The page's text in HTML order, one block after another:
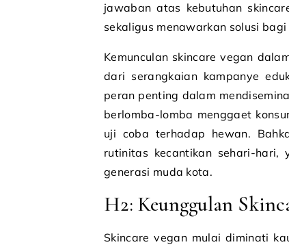
jawaban atas kebutuhan
sekaligus menawarkan solusi
Kemunculan skincare vegan
dari serangkaian kampanye
peran penting dalam
berlomba-lomba menggaet
uji coba terhadap hewan.
rutinitas kecantikan sehari-hari,
generasi muda kota.
H2: Keunggulan
Skincare vegan mulai diminati